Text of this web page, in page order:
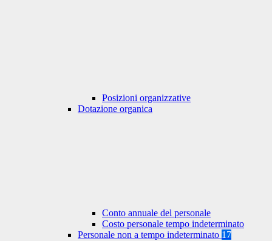
Posizioni organizzative
Dotazione organica
Conto annuale del personale
Costo personale tempo indeterminato
Personale non a tempo indeterminato 17